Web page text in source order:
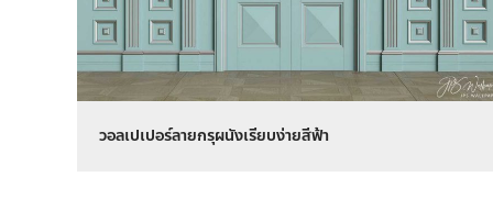
วอลเปเปอร์ลายกรุผนังเรียบง่ายสีฟ้า